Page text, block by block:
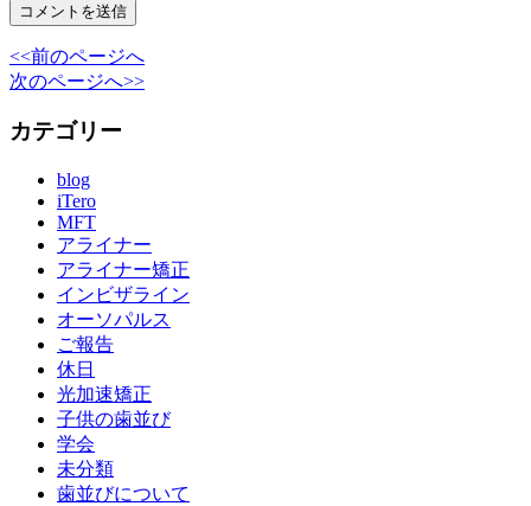
<<前のページへ
次のページへ>>
カテゴリー
blog
iTero
MFT
アライナー
アライナー矯正
インビザライン
オーソパルス
ご報告
休日
光加速矯正
子供の歯並び
学会
未分類
歯並びについて